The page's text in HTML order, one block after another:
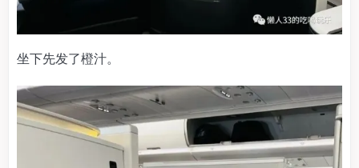
坐下先发了橙汁。